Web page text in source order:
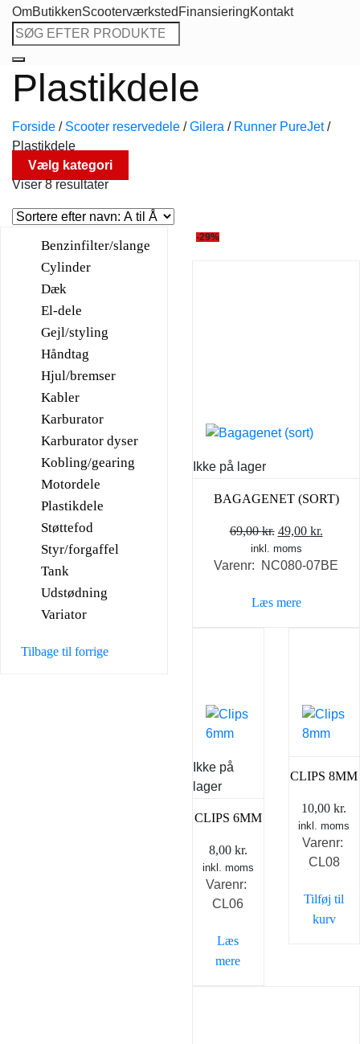
OmButikkenScooterværksted FinansieringKontakt
Søg
efter:
Plastikdele
Forside / Scooter reservedele / Gilera / Runner PureJet /
Plastikdele
Vælg kategori
Viser 8 resultater
Benzinfilter/slange
Cylinder
Dæk
El-dele
Gejl/styling
Håndtag
Hjul/bremser
Kabler
Karburator
Karburator dyser
Kobling/gearing
Motordele
Plastikdele
Støttefod
Styr/forgaffel
Tank
Udstødning
Variator
Tilbage til forrige
-29%
Ikke på lager
BAGAGENET (SORT)
69,00kr. Den
oprindelige
pris
69,00 kr..
49,00 kr.
pris
inkl. moms
Varenr: NC080-07BE
Læs mere
Ikke på
lager
CLIPS 6MM
8,00 kr.
inkl. moms
Varenr:
CL06
Læs
mere
CLIPS 8MM
10,00kr.
inkl. moms
Varenr:
CL08
Tilføj til
kurv